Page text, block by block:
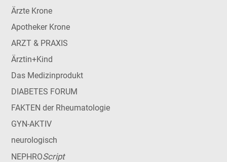
Ärzte Krone
Apotheker Krone
ARZT & PRAXIS
Ärztin+Kind
Das Medizinprodukt
DIABETES FORUM
FAKTEN der Rheumatologie
GYN-AKTIV
neurologisch
NEPHROScript